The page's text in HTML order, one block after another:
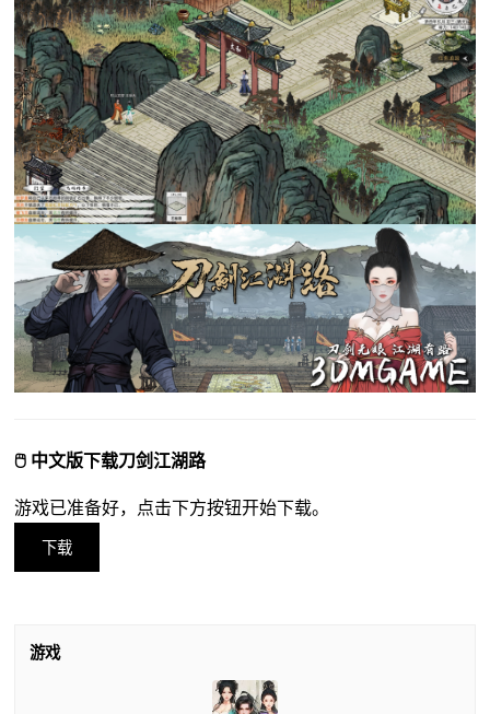
🖱️ 中文版下载刀剑江湖路
游戏已准备好，点击下方按钮开始下载。
下载
游戏